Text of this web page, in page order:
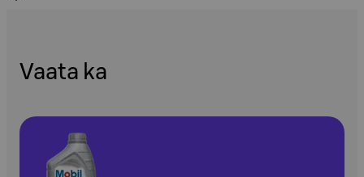
Vaata ka